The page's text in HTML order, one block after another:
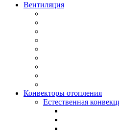
Вентиляция
Конвекторы отопления
Естественная